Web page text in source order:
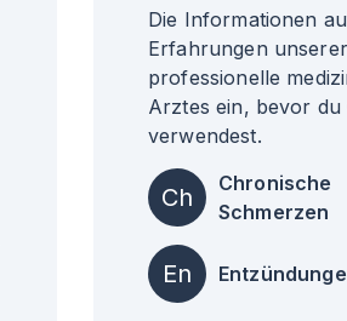
Die Informationen
Erfahrungen
professionelle
Arztes ein, bevor
verwendest.
Ch
Chronische
Schmerzen
En